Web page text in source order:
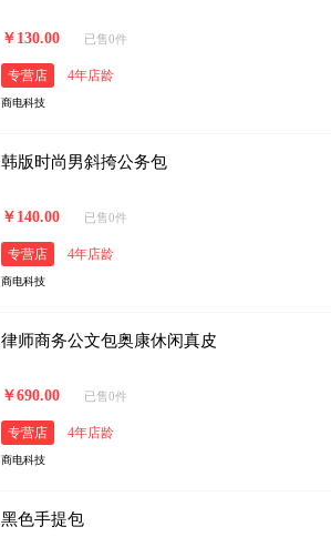
￥130.00 已售0件
专营店 4年店龄
商电科技
韩版时尚男斜挎公务包
￥140.00 已售0件
专营店 4年店龄
商电科技
律师商务公文包奥康休闲真皮
￥690.00 已售0件
专营店 4年店龄
商电科技
黑色手提包